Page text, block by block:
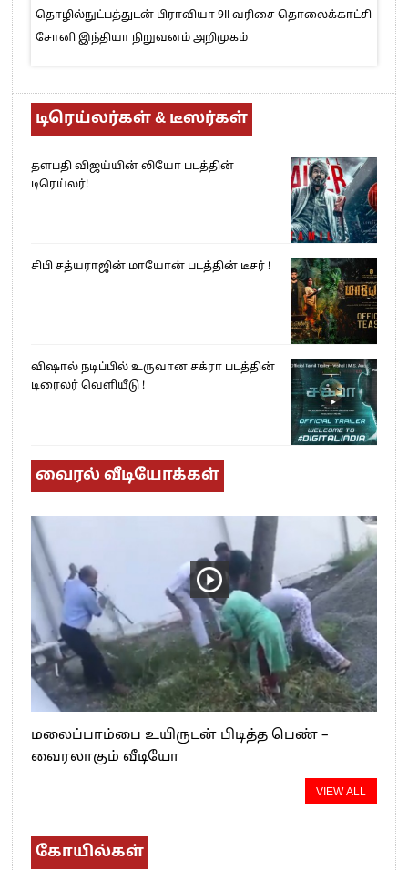
தொழில்நுட்பத்துடன் பிராவியா 9II வரிசை தொலைக்காட்சி
சோனி இந்தியா நிறுவனம் அறிமுகம்
டிரெய்லர்கள் & டீஸர்கள்
தளபதி விஜய்யின் லியோ படத்தின்
டிரெய்லர்!
சிபி சத்யராஜின் மாயோன் படத்தின் டீசர் !
விஷால் நடிப்பில் உருவான சக்ரா படத்தின்
டிரைலர் வெளியீடு !
வைரல் வீடியோக்கள்
மலைப்பாம்பை உயிருடன் பிடித்த பெண் –
வைரலாகும் வீடியோ
VIEW ALL
கோயில்கள்